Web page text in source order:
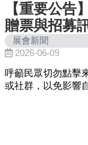
【重要公告
贈票與招募
展會新聞
2026-06-09
呼籲民眾切勿點擊
或社群，以免影響